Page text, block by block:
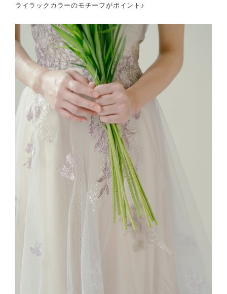
ライラックカラーのモチーフがポイント♪